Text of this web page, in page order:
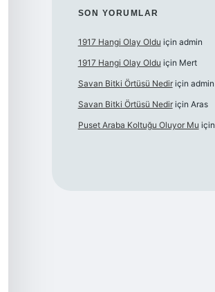
SON YORUMLAR
1917 Hangi Olay Oldu için admin
1917 Hangi Olay Oldu için Mert
Savan Bitki Örtüsü Nediriçin admin
Savan Bitki Örtüsü Nediriçin Aras
Puset Araba Koltuğu Oluyor Mu için